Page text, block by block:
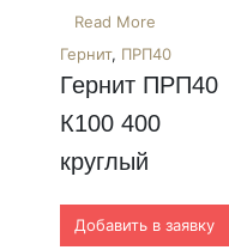
Read More
Гернит, ПРП40
Гернит ПРП40
К100 400
круглый
Добавить в заявку